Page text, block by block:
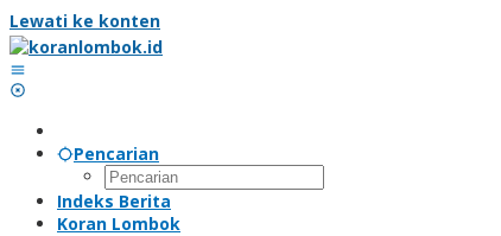
Lewati ke konten
Pencarian
Indeks Berita
Koran Lombok